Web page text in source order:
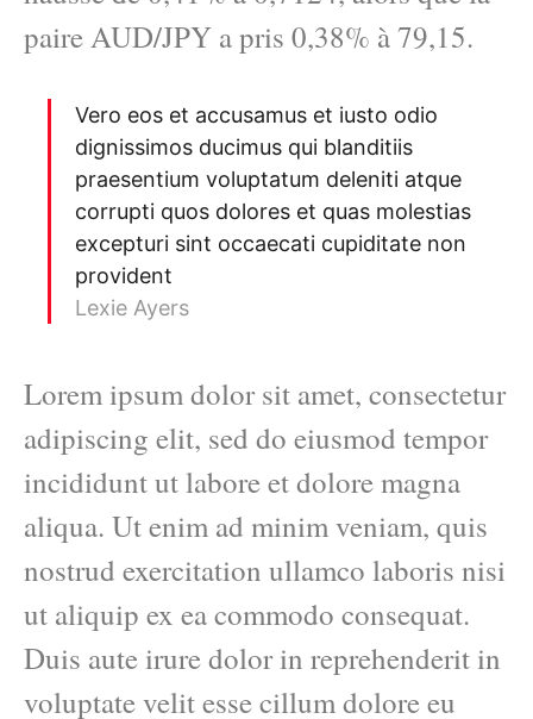
paire AUD/JPY a pris 0,38% à 79,15.
Vero eos et accusamus et iusto odio
dignissimos ducimus qui blanditiis
praesentium voluptatum deleniti atque
corrupti quos dolores et quas molestias
excepturi sint occaecati cupiditate non
provident
Lexie Ayers
Lorem ipsum dolor sit amet, consectetur
adipiscing elit, sed do eiusmod tempor
incididunt ut labore et dolore magna
aliqua. Ut enim ad minim veniam, quis
nostrud exercitation ullamco laboris nisi
ut aliquip ex ea commodo consequat.
Duis aute irure dolor in reprehenderit in
voluptate velit esse cillum dolore eu